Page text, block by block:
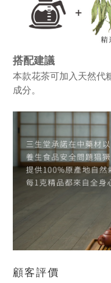
搭配建議
本款花茶可加入天然代
成分。
顧客評價